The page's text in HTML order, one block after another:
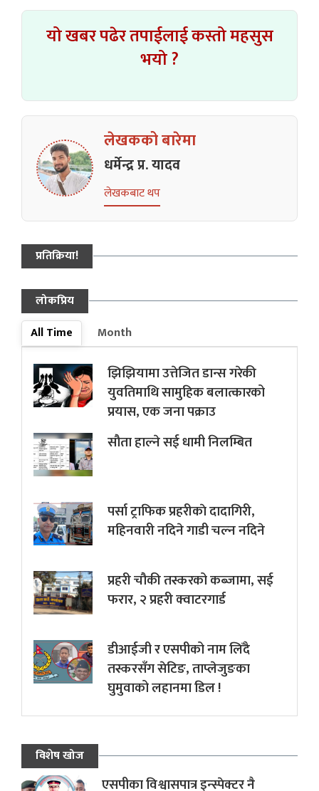
यो खबर पढेर तपाईलाई कस्तो महसुस
भयो ?
लेखकको बारेमा
धर्मेन्द्र प्र. यादव
लेखकबाट थप
प्रतिक्रिया!
लोकप्रिय
All Time
Month
झिझियामा उत्तेजित डान्स गरेकी
युवतिमाथि सामुहिक बलात्कारको
प्रयास, एक जना पक्राउ
सौता हाल्ने सई धामी निलम्बित
पर्सा ट्राफिक प्रहरीकाे दादागिरी,
महिनवारी नदिने गाडी चल्न नदिने
प्रहरी चौकी तस्करको कब्जामा, सई
फरार, २ प्रहरी क्वाटरगार्ड
डीआईजी र एसपीको नाम लिँदै
तस्करसँग सेटिङ, ताप्लेजुङका
घुमुवाको लहानमा डिल !
विशेष खोज
एसपीका विश्वासपात्र इन्स्पेक्टर नै